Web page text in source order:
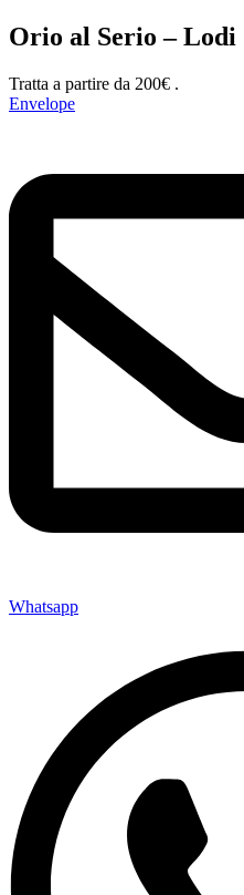
Orio al Serio – Lodi
Tratta a partire da 200€ .
Envelope
Whatsapp